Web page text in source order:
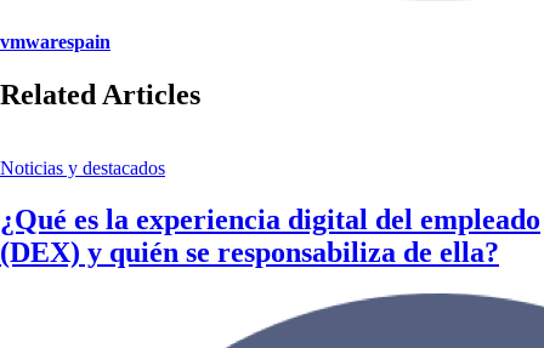
vmwarespain
Related Articles
Noticias y destacados
¿Qué es la experiencia digital del empleado
(DEX) y quién se responsabiliza de ella?